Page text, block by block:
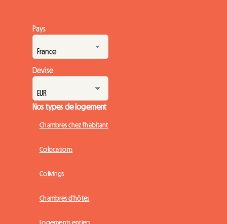
Pays
Devise
Nos types de logement
Chambres chez l'habitant
Colocations
Colivings
Chambres d'hôtes